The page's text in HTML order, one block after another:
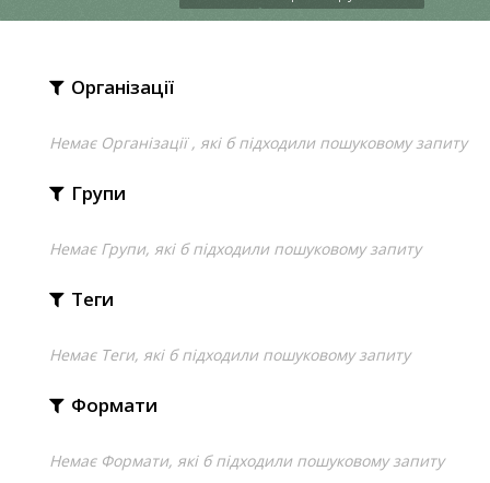
Організації
Немає Організації , які б підходили пошуковому запиту
Групи
Немає Групи, які б підходили пошуковому запиту
Теги
Немає Теги, які б підходили пошуковому запиту
Формати
Немає Формати, які б підходили пошуковому запиту